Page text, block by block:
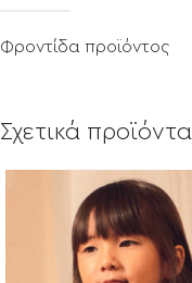
Φροντίδα προϊόντος
Σχετικά προϊόντα